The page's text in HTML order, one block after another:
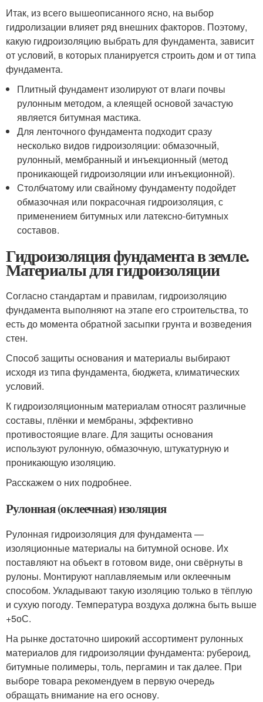
Итак, из всего вышеописанного ясно, на выбор
гидролизации влияет ряд внешних факторов. Поэтому,
какую гидроизоляцию выбрать для фундамента, зависит
от условий, в которых планируется строить дом и от типа
фундамента.
Плитный фундамент изолируют от влаги почвы
рулонным методом, а клеящей основой зачастую
является битумная мастика.
Для ленточного фундамента подходит сразу
несколько видов гидроизоляции: обмазочный,
рулонный, мембранный и инъекционный (метод
проникающей гидроизоляции или инъекционной).
Столбчатому или свайному фундаменту подойдет
обмазочная или покрасочная гидроизоляция, с
применением битумных или латексно-битумных
составов.
Гидроизоляция фундамента в земле.
Материалы для гидроизоляции
Согласно стандартам и правилам, гидроизоляцию
фундамента выполняют на этапе его строительства, то
есть до момента обратной засыпки грунта и возведения
стен.
Способ защиты основания и материалы выбирают
исходя из типа фундамента, бюджета, климатических
условий.
К гидроизоляционным материалам относят различные
составы, плёнки и мембраны, эффективно
противостоящие влаге. Для защиты основания
используют рулонную, обмазочную, штукатурную и
проникающую изоляцию.
Расскажем о них подробнее.
Рулонная (оклеечная) изоляция
Рулонная гидроизоляция для фундамента ―
изоляционные материалы на битумной основе. Их
поставляют на объект в готовом виде, они свёрнуты в
рулоны. Монтируют наплавляемым или оклеечным
способом. Укладывают такую изоляцию только в тёплую
и сухую погоду. Температура воздуха должна быть выше
+5оС.
На рынке достаточно широкий ассортимент рулонных
материалов для гидроизоляции фундамента: рубероид,
битумные полимеры, толь, пергамин и так далее. При
выборе товара рекомендуем в первую очередь
обращать внимание на его основу.